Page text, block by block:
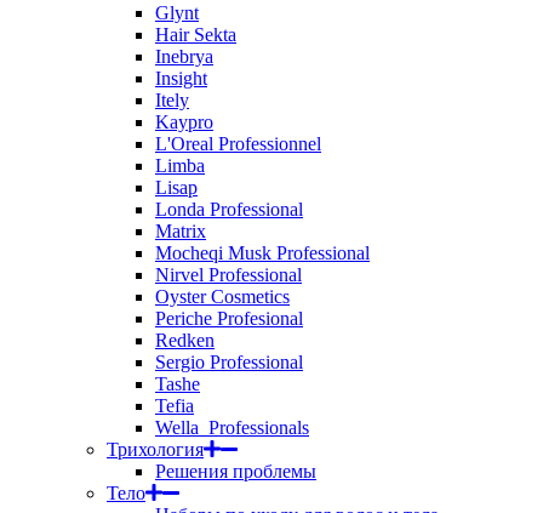
Glynt
Hair Sekta
Inebrya
Insight
Itely
Kaypro
L'Oreal Professionnel
Limba
Lisap
Londa Professional
Matrix
Mocheqi Musk Professional
Nirvel Professional
Oyster Cosmetics
Periche Profesional
Redken
Sergio Professional
Tashe
Tefia
Wella_Professionals
Трихология
Решения проблемы
Тело